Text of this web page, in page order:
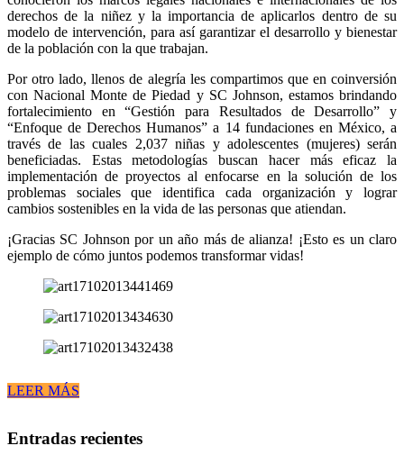
derechos de la niñez y la importancia de aplicarlos dentro de su
modelo de intervención, para así garantizar el desarrollo y bienestar
de la población con la que trabajan.
Por otro lado, llenos de alegría les compartimos que en coinversión
con Nacional Monte de Piedad y SC Johnson, estamos brindando
fortalecimiento en “Gestión para Resultados de Desarrollo” y
“Enfoque de Derechos Humanos” a 14 fundaciones en México, a
través de las cuales 2,037 niñas y adolescentes (mujeres) serán
beneficiadas. Estas metodologías buscan hacer más eficaz la
implementación de proyectos al enfocarse en la solución de los
problemas sociales que identifica cada organización y lograr
cambios sostenibles en la vida de las personas que atiendan.
¡Gracias SC Johnson por un año más de alianza! ¡Esto es un claro
ejemplo de cómo juntos podemos transformar vidas!
LEER MÁS
Entradas recientes